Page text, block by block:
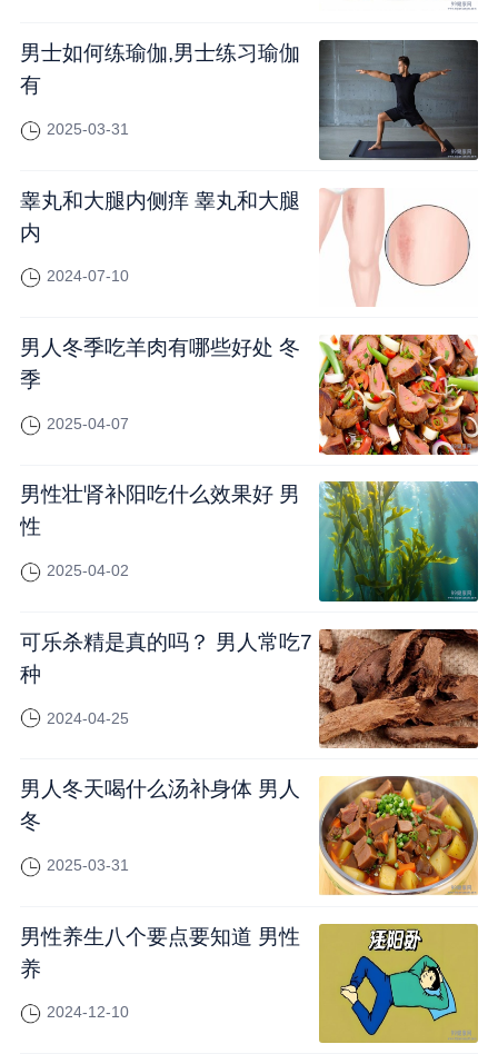
男士如何练瑜伽,男士练习瑜伽
有
2025-03-31
睾丸和大腿内侧痒 睾丸和大腿
内
2024-07-10
男人冬季吃羊肉有哪些好处 冬
季
2025-04-07
男性壮肾补阳吃什么效果好 男
性
2025-04-02
可乐杀精是真的吗？ 男人常吃7
种
2024-04-25
男人冬天喝什么汤补身体 男人
冬
2025-03-31
男性养生八个要点要知道 男性
养
2024-12-10